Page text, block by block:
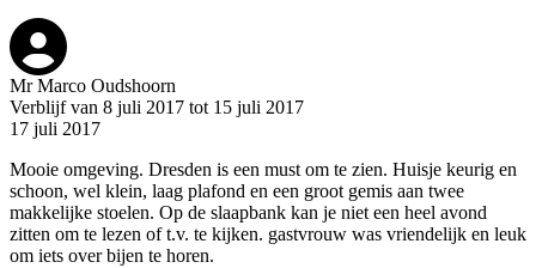
Mr Marco Oudshoorn
Verblijf van 8 juli 2017 tot 15 juli 2017
17 juli 2017
Mooie omgeving. Dresden is een must om te zien. Huisje keurig en
schoon, wel klein, laag plafond en een groot gemis aan twee
makkelijke stoelen. Op de slaapbank kan je niet een heel avond
zitten om te lezen of t.v. te kijken. gastvrouw was vriendelijk en leuk
om iets over bijen te horen.